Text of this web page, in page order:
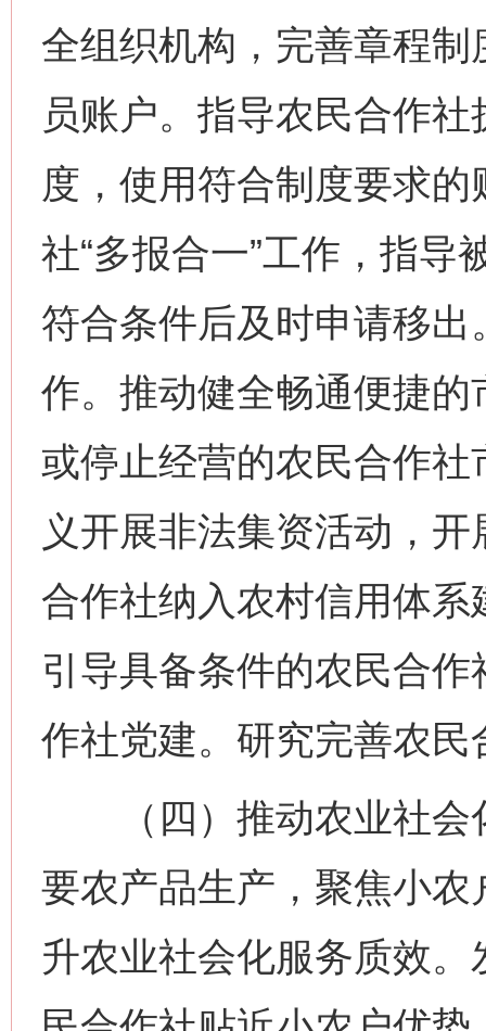
全组织机构，完善章程
员账户。指导农民合作
度，使用符合制度要求
社“多报合一”工作，指导
符合条件后及时申请移
作。推动健全畅通便捷
或停止经营的农民合作
义开展非法集资活动，
合作社纳入农村信用体
引导具备条件的农民合
作社党建。研究完善农
（四）推动农业社会
要农产品生产，聚焦小
升农业社会化服务质效